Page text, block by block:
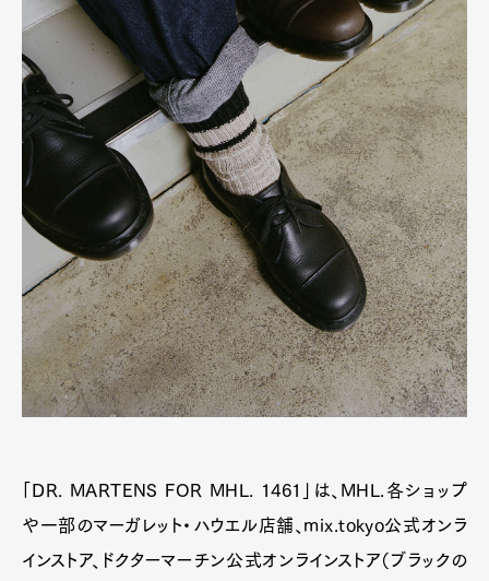
「DR. MARTENS FOR MHL. 1461」は、MHL.各ショップ
や一部のマーガレット・ハウエル店舗、mix.tokyo公式オンラ
インストア、ドクターマーチン公式オンラインストア（ブラックの